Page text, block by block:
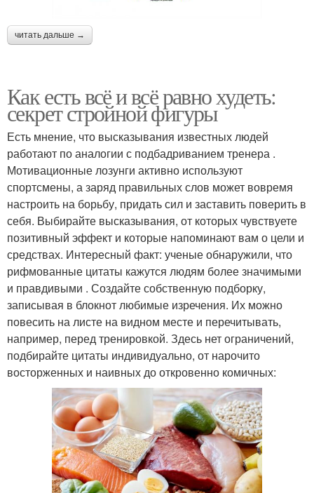
читать дальше →
Как есть всё и всё равно худеть:
секрет стройной фигуры
Есть мнение, что высказывания известных людей
работают по аналогии с подбадриванием тренера .
Мотивационные лозунги активно используют
спортсмены, а заряд правильных слов может вовремя
настроить на борьбу, придать сил и заставить поверить в
себя. Выбирайте высказывания, от которых чувствуете
позитивный эффект и которые напоминают вам о цели и
средствах. Интересный факт: ученые обнаружили, что
рифмованные цитаты кажутся людям более значимыми
и правдивыми . Создайте собственную подборку,
записывая в блокнот любимые изречения. Их можно
повесить на листе на видном месте и перечитывать,
например, перед тренировкой. Здесь нет ограничений,
подбирайте цитаты индивидуально, от нарочито
восторженных и наивных до откровенно комичных: